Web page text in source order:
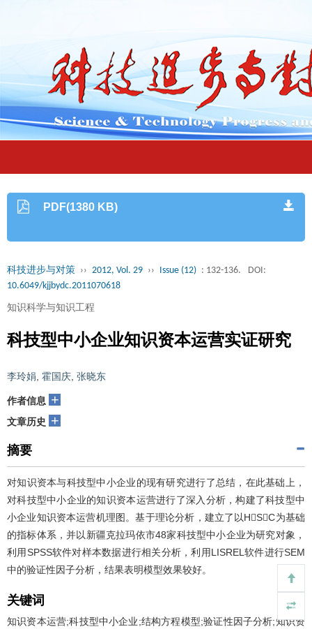
PDF(1380 KB)
科技进步与对策 ›› 2012, Vol. 29 ›› Issue (12) : 132-136.
DOI:
10.6049/kjjbydc.2011070618
知识科学与知识工程
科技型中小企业知识资本运营实证研究
李玲娟 霍国庆 张晓东
作者信息 +
文章历史 +
摘要
对知识资本与科技型中小企业的现有研究进行了总结，在此基础上，
对科技型中小企业的知识资本运营进行了深入分析，构建了科技型中
小企业知识资本运营机理图。基于理论分析，建立了以HSC为基础
的指标体系，并以新疆克拉玛依市48家科技型中小企业为研究对象，
利用SPSS软件对样本数据进行相关分析，利用LISREL软件进行SEM
中的验证性因子分析，结果表明模型效果较好。
关键词
知识资本运营;科技型中小企业;结构方程模型;验证性因子分析;知识资